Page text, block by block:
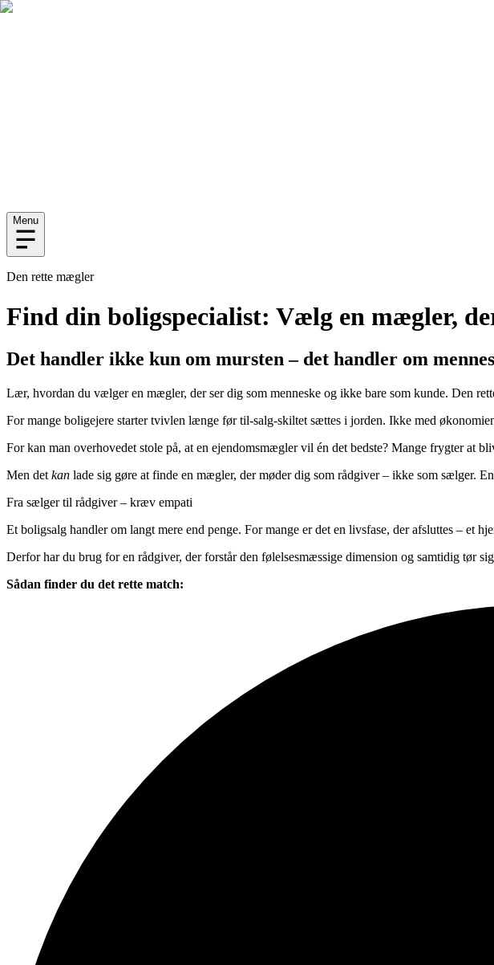
Menu
Den rette mægler
Find din boligspecialist: Vælg en mægler,
Det handler ikke kun om mursten – det handler om
Lær, hvordan du vælger en mægler, der ser dig som menneske og ikke bare som kunde. Den
For mange boligejere starter tvivlen længe før til-salg-skiltet sættes i jorden. Ikke med
For kan man overhovedet stole på, at en ejendomsmægler vil én det bedste? Mange frygter at
Men det kan lade sig gøre at finde en mægler, der møder dig som rådgiver – ikke som sælger.
Fra sælger til rådgiver – kræv empati
Et boligsalg handler om langt mere end penge. For mange er det en livsfase, der afsluttes – et
Derfor har du brug for en rådgiver, der forstår den følelsesmæssige dimension og samtidig tør
Sådan finder du det rette match: